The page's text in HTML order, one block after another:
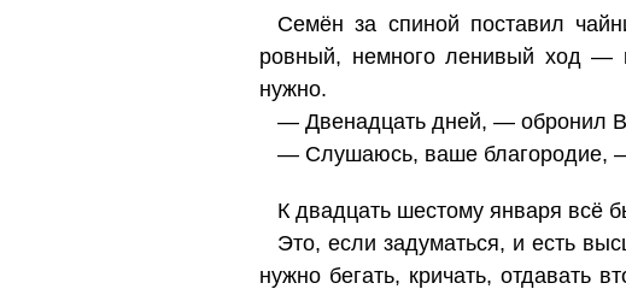
Семён за спиной поставил
ровный, немного ленивый ход —
нужно.
— Двенадцать дней, — обронил
— Слушаюсь, ваше благородие, —
К двадцать шестому января всё
Это, если задуматься, и есть
нужно бегать, кричать, отдавать